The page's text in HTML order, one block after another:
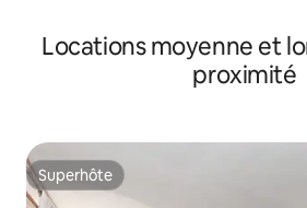
Locations moyenne et
proximité
Superhôte
Superhôte